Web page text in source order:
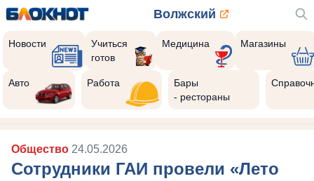
Волжский
Новости
Учиться
готов
Медицина Магазины
Авто Работа
Бары
- рестораны
Общество 24.05.2026
Сотрудники ГАИ провели «Лето